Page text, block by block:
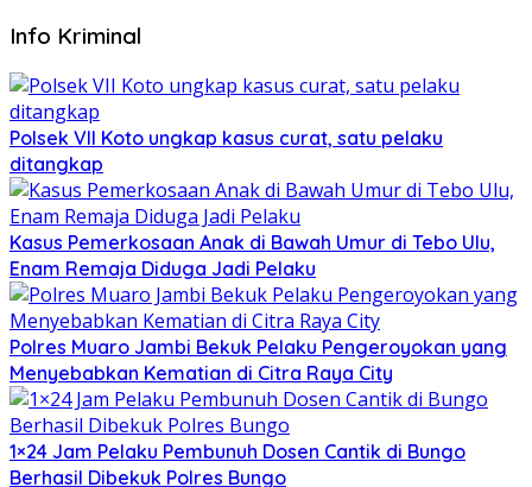
Info Kriminal
Polsek VII Koto ungkap kasus curat, satu pelaku
ditangkap
Kasus Pemerkosaan Anak di Bawah Umur di Tebo Ulu,
Enam Remaja Diduga Jadi Pelaku
Polres Muaro Jambi Bekuk Pelaku Pengeroyokan yang
Menyebabkan Kematian di Citra Raya City
1×24 Jam Pelaku Pembunuh Dosen Cantik di Bungo
Berhasil Dibekuk Polres Bungo